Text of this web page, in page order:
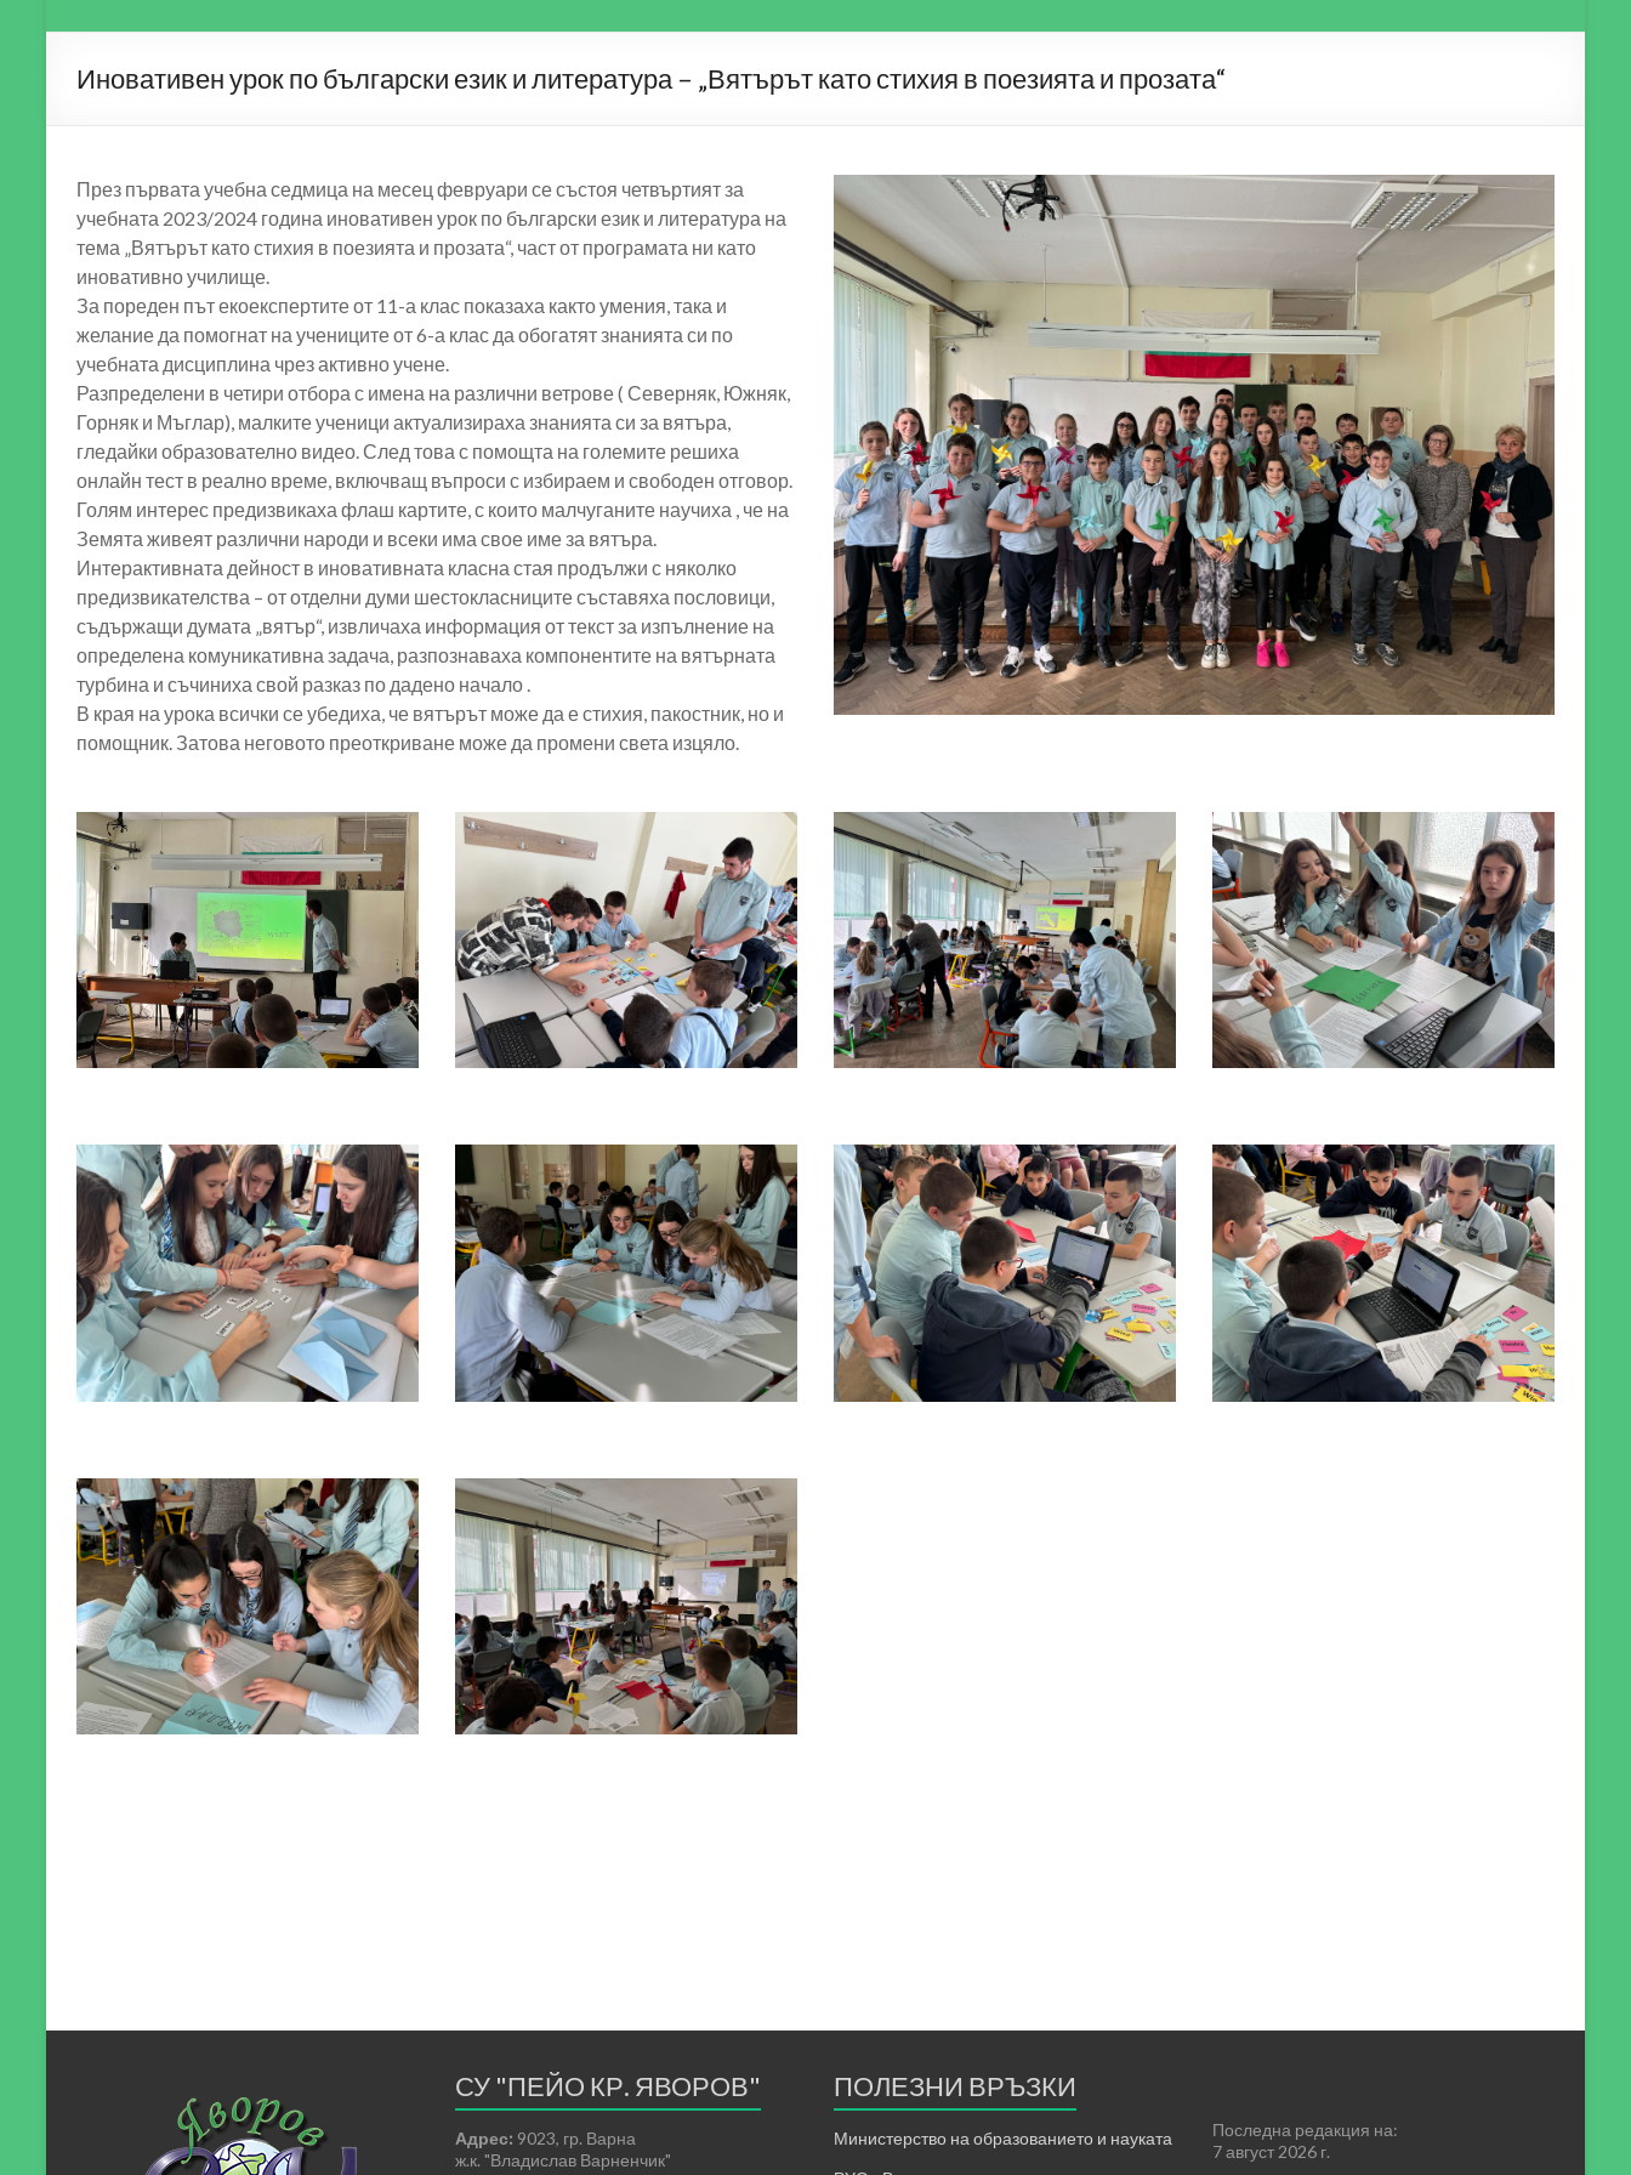
Иновативен урок по български език и литература – „Вятърът като стихия в поезията и прозата“
През първата учебна седмица на месец февруари се състоя четвъртият за
учебната 2023/2024 година иновативен урок по български език и литература на
тема „Вятърът като стихия в поезията и прозата“, част от програмата ни като
иновативно училище.
За пореден път екоекспертите от 11-а клас показаха както умения, така и
желание да помогнат на учениците от 6-а клас да обогатят знанията си по
учебната дисциплина чрез активно учене.
Разпределени в четири отбора с имена на различни ветрове ( Северняк, Южняк,
Горняк и Мъглар), малките ученици актуализираха знанията си за вятъра,
гледайки образователно видео. След това с помощта на големите решиха
онлайн тест в реално време, включващ въпроси с избираем и свободен отговор.
Голям интерес предизвикаха флаш картите, с които малчуганите научиха , че на
Земята живеят различни народи и всеки има свое име за вятъра.
Интерактивната дейност в иновативната класна стая продължи с няколко
предизвикателства – от отделни думи шестокласниците съставяха пословици,
съдържащи думата „вятър“, извличаха информация от текст за изпълнение на
определена комуникативна задача, разпознаваха компонентите на вятърната
турбина и съчиниха свой разказ по дадено начало .
В края на урока всички се убедиха, че вятърът може да е стихия, пакостник, но и
помощник. Затова неговото преоткриване може да промени света изцяло.
СУ "ПЕЙО КР. ЯВОРОВ"
Адрес: 9023, гр. Варна
ж.к. "Владислав Варненчик"
ПОЛЕЗНИ ВРЪЗКИ
Министерство на образованието и науката
Последна редакция на:
7 август 2026 г.